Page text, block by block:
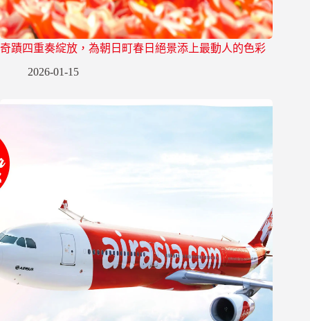
奇蹟四重奏綻放，為朝日町春日絕景添上最動人的色彩
2026-01-15